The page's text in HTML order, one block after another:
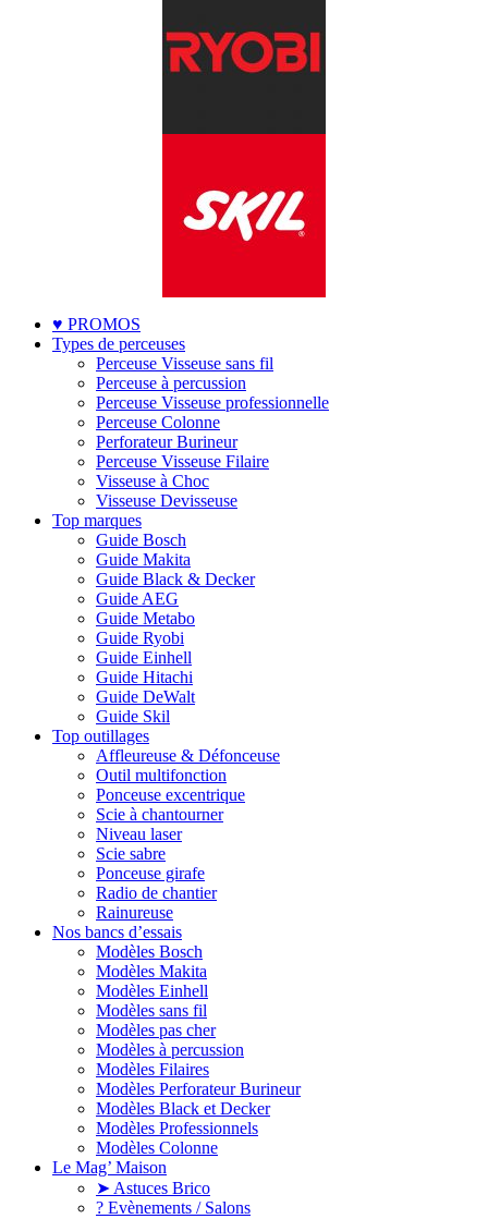
♥ PROMOS
Types de perceuses
Perceuse Visseuse sans fil
Perceuse à percussion
Perceuse Visseuse professionnelle
Perceuse Colonne
Perforateur Burineur
Perceuse Visseuse Filaire
Visseuse à Choc
Visseuse Devisseuse
Top marques
Guide Bosch
Guide Makita
Guide Black & Decker
Guide AEG
Guide Metabo
Guide Ryobi
Guide Einhell
Guide Hitachi
Guide DeWalt
Guide Skil
Top outillages
Affleureuse & Défonceuse
Outil multifonction
Ponceuse excentrique
Scie à chantourner
Niveau laser
Scie sabre
Ponceuse girafe
Radio de chantier
Rainureuse
Nos bancs d’essais
Modèles Bosch
Modèles Makita
Modèles Einhell
Modèles sans fil
Modèles pas cher
Modèles à percussion
Modèles Filaires
Modèles Perforateur Burineur
Modèles Black et Decker
Modèles Professionnels
Modèles Colonne
Le Mag’ Maison
➤ Astuces Brico
? Evènements / Salons